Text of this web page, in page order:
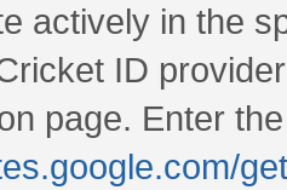
actively in the
ID
page. Enter